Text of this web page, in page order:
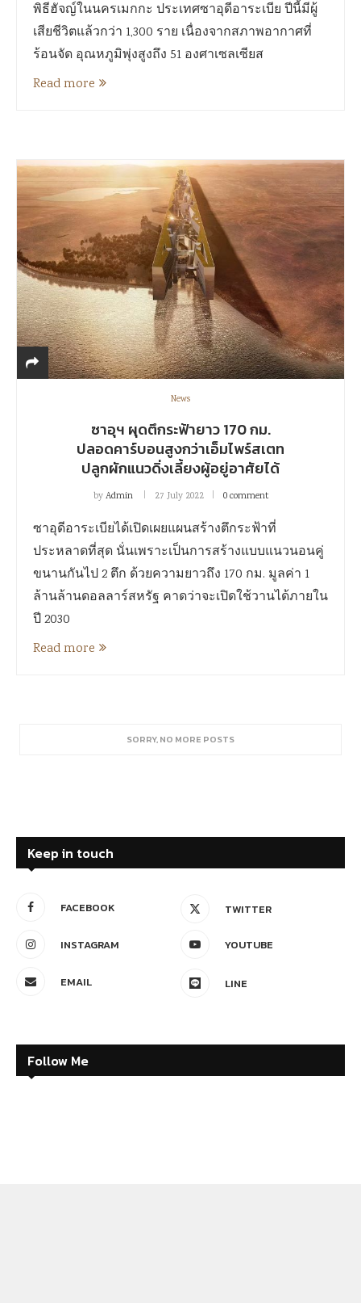
พิธีฮัจญ์ในนครเมกกะ ประเทศซาอุดีอาระเบีย ปีนี้มีผู้
เสียชีวิตแล้วกว่า 1,300 ราย เนื่องจากสภาพอากาศที่
ร้อนจัด อุณหภูมิพุ่งสูงถึง 51 องศาเซลเซียส
Read more
News
ซาอุฯ ผุดตึกระฟ้ายาว 170 กม.
ปลอดคาร์บอนสูงกว่าเอ็มไพร์สเตท
ปลูกผักแนวดิ่งเลี้ยงผู้อยู่อาศัยได้
byAdmin 27 July 2022 0 comment
ซาอุดีอาระเบียได้เปิดเผยแผนสร้างตึกระฟ้าที่
ประหลาดที่สุด นั่นเพราะเป็นการสร้างแบบแนวนอนคู่
ขนานกันไป 2 ตึก ด้วยความยาวถึง 170 กม. มูลค่า 1
ล้านล้านดอลลาร์สหรัฐ คาดว่าจะเปิดใช้วานได้ภายใน
ปี 2030
Read more
SORRY, NO MORE POSTS
Keep in touch
FACEBOOK TWITTER
INSTAGRAM YOUTUBE
EMAIL LINE
Follow Me